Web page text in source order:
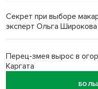
Секрет при выборе
эксперт Ольга Широкова
Перец-змея вырос в
Каргата